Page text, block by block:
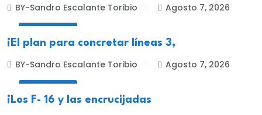
BY-Sandro Escalante Toribio Agosto 7, 2026
¡El plan para concretar líneas 3,
BY-Sandro Escalante Toribio Agosto 7, 2026
¡Los F- 16 y las encrucijadas